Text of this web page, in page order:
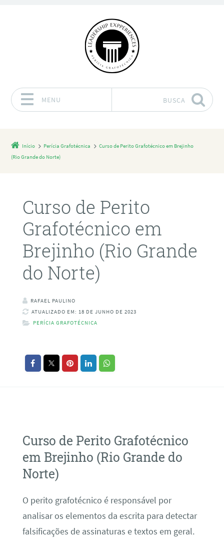
MENU BUSCA
Início Perícia Grafotécnica
Curso de Perito Grafotécnico em Brejinho
(Rio Grande do Norte)
Curso de Perito
Grafotécnico em
Brejinho (Rio Grande
do Norte)
RAFAEL PAULINO
ATUALIZADO EM: 18 DE JUNHO DE 2023
PERÍCIA GRAFOTÉCNICA
Curso de Perito Grafotécnico
em Brejinho (Rio Grande do
Norte)
O perito grafotécnico é responsável por
analisar os elementos da escrita para detectar
falsificações de assinaturas e textos em geral.